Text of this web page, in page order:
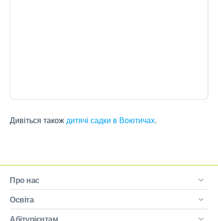
Дивіться такождитячі садки в Воютичах.
Про нас
Освіта